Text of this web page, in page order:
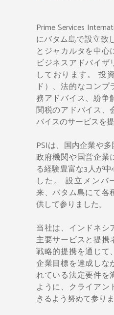
Prime Services
にバタム島で設立致
とジャカルタを中心
ビジネスアドバイ
しております。 投
ド）、法的なコン
務アドバイス、紛争
関税のアドバイス、
バイスのサービスを
PSIは、国内企業や
政府機関や国営企業
る経験豊富な3人が
した。 設立メンバ
来、バタム島にて各
供して参りました。
当社は、インドネシ
主要サービスと提携
戦略的提携を通じて
企業目標を達成しな
れている法定要件を
ように、クライア
きるよう努めて参りま